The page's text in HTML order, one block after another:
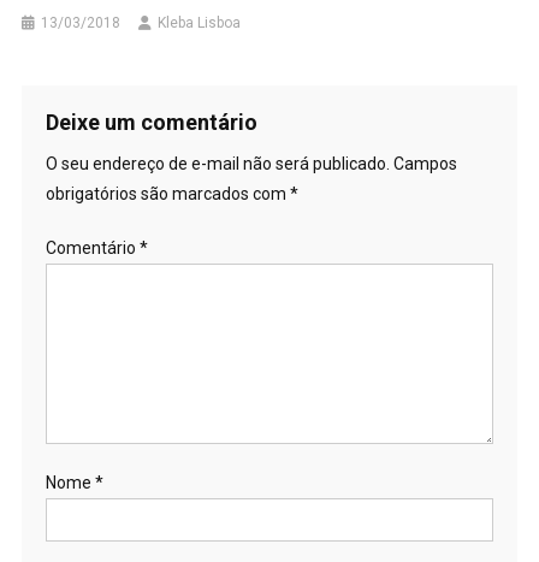
13/03/2018 Kleba Lisboa
Deixe um comentário
O seu endereço de e-mail não será publicado. Campos
obrigatórios são marcados com *
Comentário *
Nome *